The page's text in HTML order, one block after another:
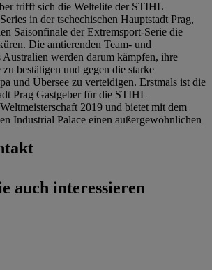
trifft sich die Weltelite der STIHL
in der tschechischen Hauptstadt Prag,
Saisonfinale der Extremsport-Serie die
Die amtierenden Team- und
Australien werden darum kämpfen, ihre
bestätigen und gegen die starke
und Übersee zu verteidigen. Erstmals ist die
Prag Gastgeber für die STIHL
2019 und bietet mit dem
Industrial Palace einen außergewöhnlichen
auch interessieren